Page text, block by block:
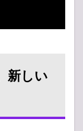
新しい